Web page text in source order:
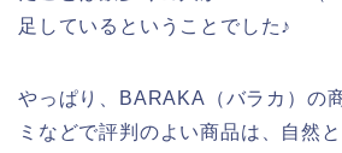
足しているということでした♪
やっぱり、BARAKA（バラカ）の
ミなどで評判のよい商品は、自然